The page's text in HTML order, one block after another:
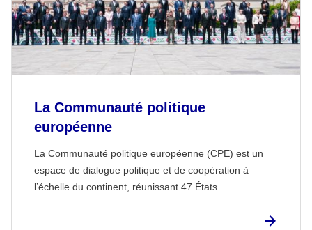
La Communauté politique
européenne
La Communauté politique européenne (CPE) est un
espace de dialogue politique et de coopération à
l’échelle du continent, réunissant 47 États....